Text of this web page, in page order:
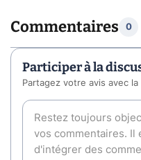
Commentaires 0
Participer à la
Partagez votre avis avec